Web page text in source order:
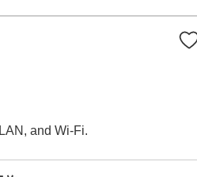
and Wi-Fi.